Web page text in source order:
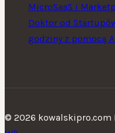
MicroSaaS i
Doktor od
godziny z pomocą
© 2026 kowalskipro.com